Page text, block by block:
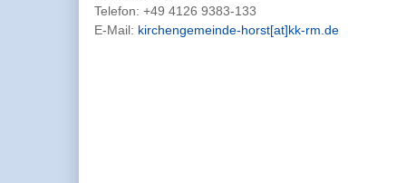
Telefon: +49 4126 9383-133
E-Mail: kirchengemeinde-horst[at]kk-rm.de